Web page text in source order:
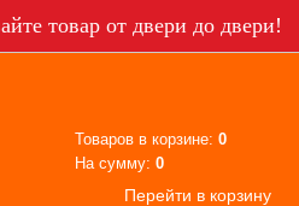
товар от двери до двери!
Товаров в корзине: 0
На сумму: 0
Перейти в корзину